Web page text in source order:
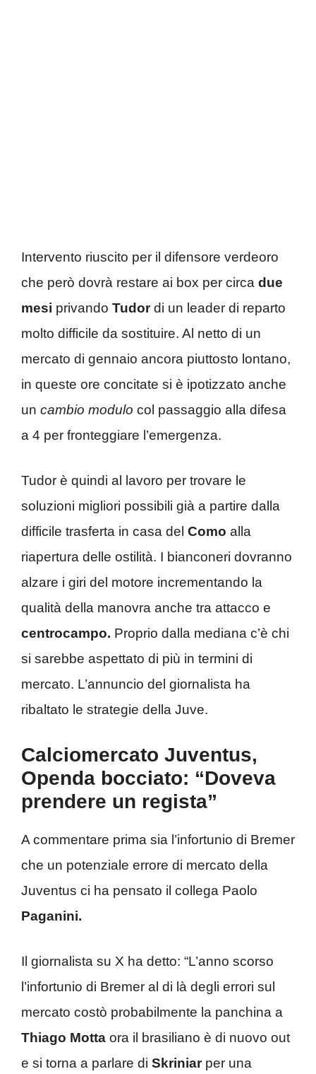
Intervento riuscito per il difensore verdeoro
che però dovrà restare ai box per circa due
mesi privando Tudordi un leader di reparto
molto difficile da sostituire. Al netto di un
mercato di gennaio ancora piuttosto lontano,
in queste ore concitate si è ipotizzato anche
un cambio modulo col passaggio alla difesa
a 4 per fronteggiare l’emergenza.
Tudor è quindi al lavoro per trovare le
soluzioni migliori possibili già a partire dalla
difficile trasferta in casa del Como alla
riapertura delle ostilità. I bianconeri dovranno
alzare i giri del motore incrementando la
qualità della manovra anche tra attacco e
centrocampo. Proprio dalla mediana c’è chi
si sarebbe aspettato di più in termini di
mercato. L’annuncio del giornalista ha
ribaltato le strategie della Juve.
Calciomercato Juventus,
Openda bocciato: “Doveva
prendere un regista”
A commentare prima sia l’infortunio di Bremer
che un potenziale errore di mercato della
Juventus ci ha pensato il collega Paolo
Paganini.
Il giornalista su X ha detto: “L’anno scorso
l’infortunio di Bremer al di là degli errori sul
mercato costò probabilmente la panchina a
Thiago Motta ora il brasiliano è di nuovo out
e si torna a parlare di Skriniarper una